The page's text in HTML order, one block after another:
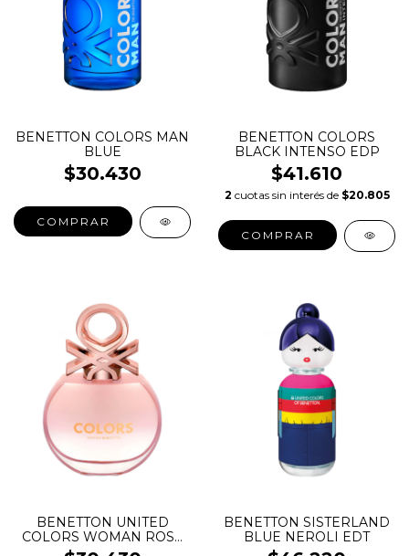
BENETTON COLORS MAN
BLUE
$30.430
COMPRAR
BENETTON COLORS
BLACK INTENSO EDP
$41.610
2 cuotas sin interés de $20.805
COMPRAR
BENETTON UNITED
COLORS WOMAN ROSE
EDT
BENETTON SISTERLAND
BLUE NEROLI EDT